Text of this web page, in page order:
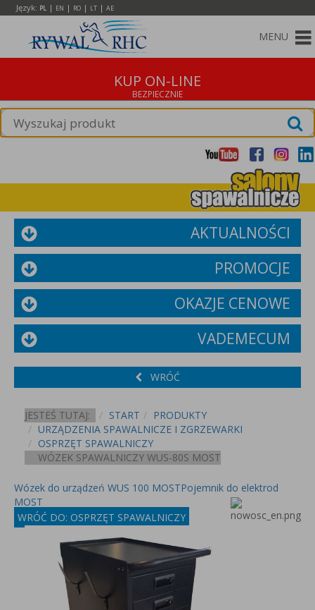
Język: PL | EN | RO | LT | AE
MENU
KUP ON-LINE
AKTUALNOŚCI
PROMOCJE
OKAZJE CENOWE
VADEMECUM
WRÓĆ
JESTEŚ TUTAJ: START
PRODUKTY
URZĄDZENIA SPAWALNICZE I ZGRZEWARKI
OSPRZĘT SPAWALNICZY
WÓZEK SPAWALNICZY WUS-80S MOST
Wózek do urządzeń WUS 100 MOSTPojemnik do elektrod
MOST
WRÓĆ DO: OSPRZĘT SPAWALNICZY